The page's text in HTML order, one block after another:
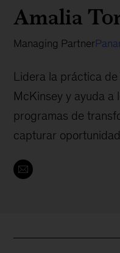
Amalia
Managing Partner
Lidera la práctica de
McKinsey y ayuda a
programas de
capturar